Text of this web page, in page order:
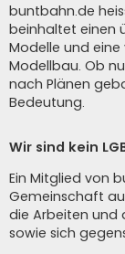
buntbahn.de
beinhaltet einen
Modelle und
Modellbau. Ob
nach Plänen
Bedeutung.
Wir sind kein
Ein Mitglied von
Gemeinschaft
die Arbeiten und
sowie sich